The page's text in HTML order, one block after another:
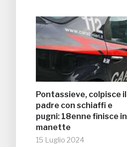
Pontassieve, colpisce il
padre con schiaffi e
pugni: 18enne finisce in
manette
15 Luglio 2024